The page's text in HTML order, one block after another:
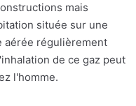
mais
située sur une
aérée régulièrement
de ce gaz peut
l'homme.